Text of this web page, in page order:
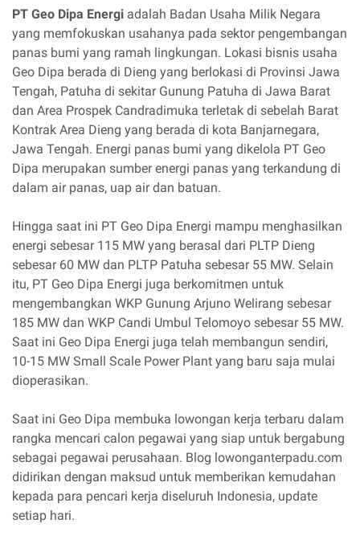
PT Geo Dipa Energi adalah Badan Usaha Milik Negara
yang memfokuskan usahanya pada sektor pengembangan
panas bumi yang ramah lingkungan. Lokasi bisnis usaha
Geo Dipa berada di Dieng yang berlokasi di Provinsi Jawa
Tengah, Patuha di sekitar Gunung Patuha di Jawa Barat
dan Area Prospek Candradimuka terletak di sebelah Barat
Kontrak Area Dieng yang berada di kota Banjarnegara,
Jawa Tengah. Energi panas bumi yang dikelola PT Geo
Dipa merupakan sumber energi panas yang terkandung di
dalam air panas, uap air dan batuan.
Hingga saat ini PT Geo Dipa Energi mampu menghasilkan
energi sebesar 115 MW yang berasal dari PLTP Dieng
sebesar 60 MW dan PLTP Patuha sebesar 55 MW. Selain
itu, PT Geo Dipa Energi juga berkomitmen untuk
mengembangkan WKP Gunung Arjuno Welirang sebesar
185 MW dan WKP Candi Umbul Telomoyo sebesar 55 MW.
Saat ini Geo Dipa Energi juga telah membangun sendiri,
10-15 MW Small Scale Power Plant yang baru saja mulai
dioperasikan.
Saat ini Geo Dipa membuka lowongan kerja terbaru dalam
rangka mencari calon pegawai yang siap untuk bergabung
sebagai pegawai perusahaan. Blog lowonganterpadu.com
didirikan dengan maksud untuk memberikan kemudahan
kepada para pencari kerja diseluruh Indonesia, update
setiap hari.